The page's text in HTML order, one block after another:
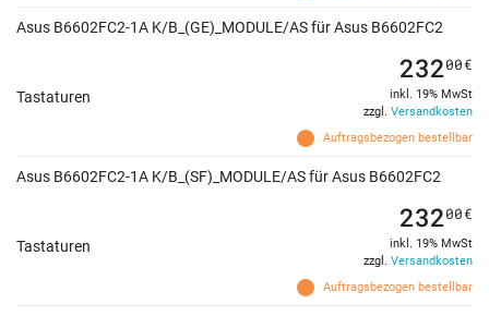
Asus B6602FC2-1A K/B_(GE)_MODULE/AS für Asus B6602FC2
Tastaturen
Auftragsbezogen bestellbar
23200€
inkl. 19% MwSt
zzgl. Versandkosten
Asus B6602FC2-1A K/B_(SF)_MODULE/AS für Asus B6602FC2
Tastaturen
Auftragsbezogen bestellbar
23200€
inkl. 19% MwSt
zzgl. Versandkosten